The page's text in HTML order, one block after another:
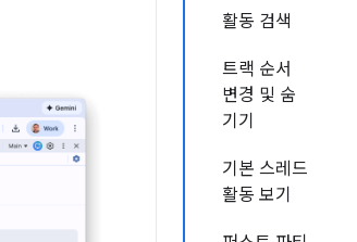
활동 검색
트랙 순서
변경 및 숨
기기
기본 스레드
활동 보기